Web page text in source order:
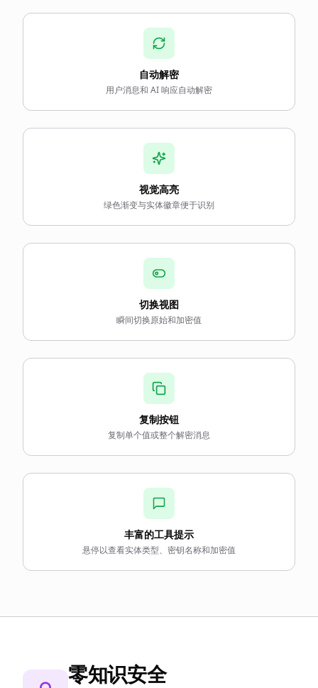
自动解密
用户消息和 AI 响应自动解密
视觉高亮
绿色渐变与实体徽章便于识别
切换视图
瞬间切换原始和加密值
复制按钮
复制单个值或整个解密消息
丰富的工具提示
悬停以查看实体类型、密钥名称和加密值
零知识安全